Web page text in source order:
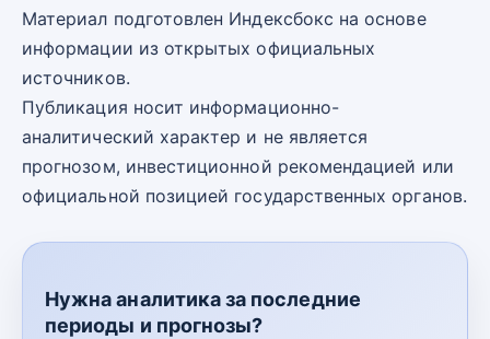
Материал подготовлен Индексбокс на основе
информации из открытых официальных
источников.
Публикация носит информационно-
аналитический характер и не является
прогнозом, инвестиционной рекомендацией или
официальной позицией государственных органов.
Нужна аналитика за последние
периоды и прогнозы?